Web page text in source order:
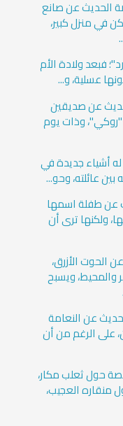
الحديث عن صانع
في منزل كبير،
فبعد ولادة الأم
عسلية، و...
عن صديقين
وذات يوم
أشياء جديدة في
عائلته، وحو...
عن طفلة اسمها
ولكنها ترى أن
الحوت الأزرق،
والمحيط، ويسبح
عن النعامة
على الرغم من أن
حول ثعلب مكار،
منقاره العجيب،